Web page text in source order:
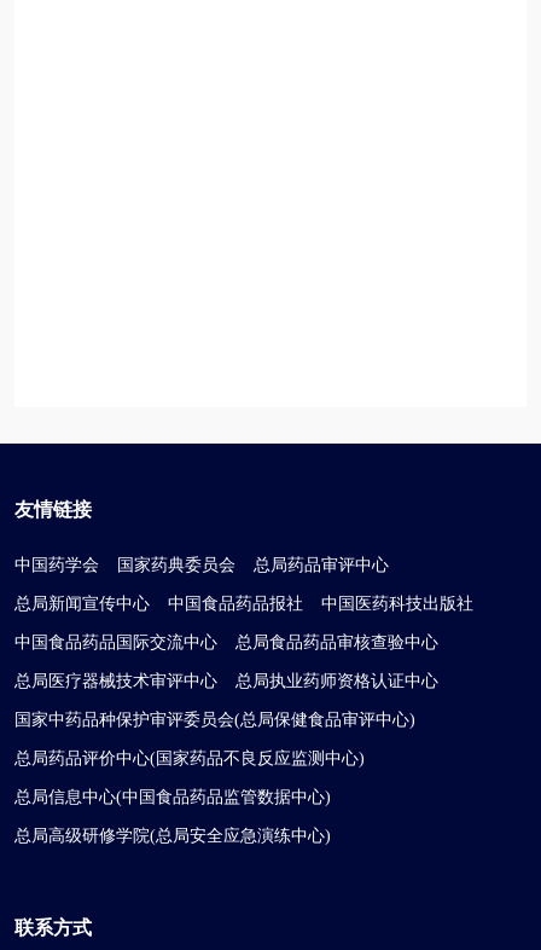
友情链接
中国药学会 国家药典委员会 总局药品审评中心
总局新闻宣传中心 中国食品药品报社 中国医药科技出版社
中国食品药品国际交流中心 总局食品药品审核查验中心
总局医疗器械技术审评中心 总局执业药师资格认证中心
国家中药品种保护审评委员会(总局保健食品审评中心)
总局药品评价中心(国家药品不良反应监测中心)
总局信息中心(中国食品药品监管数据中心)
总局高级研修学院(总局安全应急演练中心)
联系方式